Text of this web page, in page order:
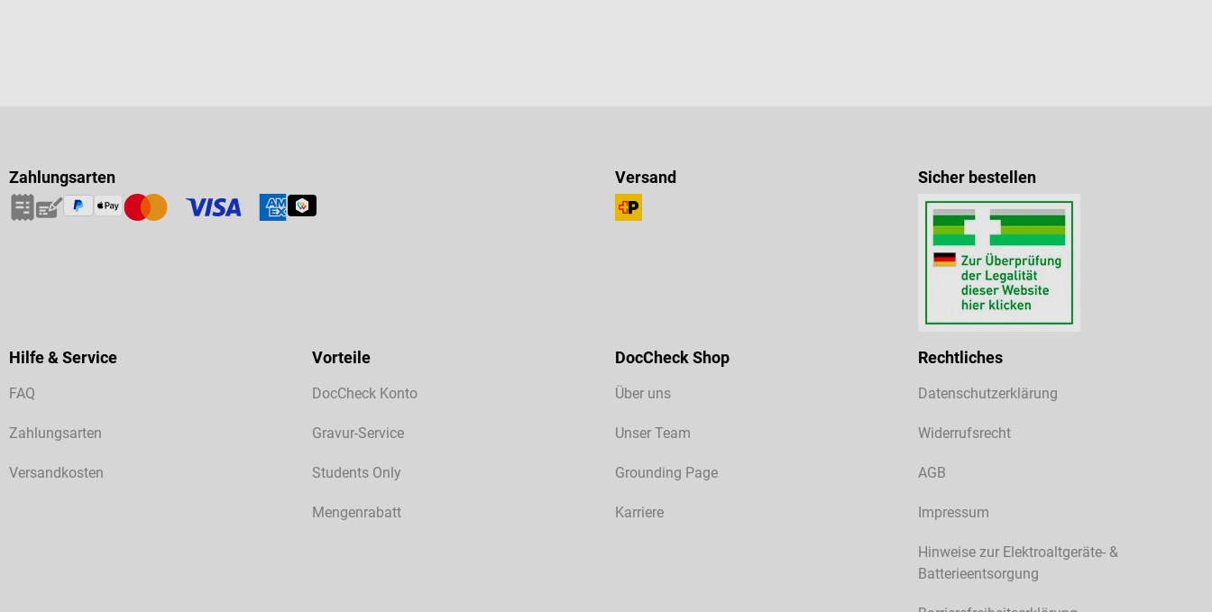
Zahlungsarten Versand Sicher bestellen
Hilfe & Service
FAQ
Zahlungsarten
Versandkosten
Vorteile
DocCheck Konto
Gravur-Service
Students Only
Mengenrabatt
DocCheck Shop
Über uns
Unser Team
Grounding Page
Karriere
Rechtliches
Datenschutzerklärung
Widerrufsrecht
AGB
Impressum
Hinweise zur Elektroaltgeräte- &
Batterieentsorgung